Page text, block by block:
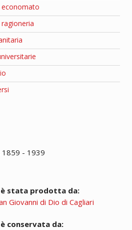
economato
1859 - 1939
è stata prodotta da:
Giovanni di Dio di Cagliari
conservata da: